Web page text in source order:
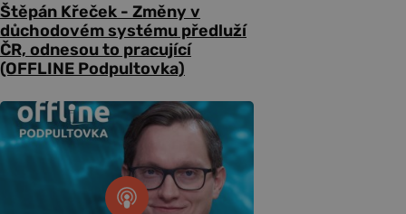
Štěpán Křeček - Změny v
důchodovém systému předluží
ČR, odnesou to pracující
(OFFLINE Podpultovka)